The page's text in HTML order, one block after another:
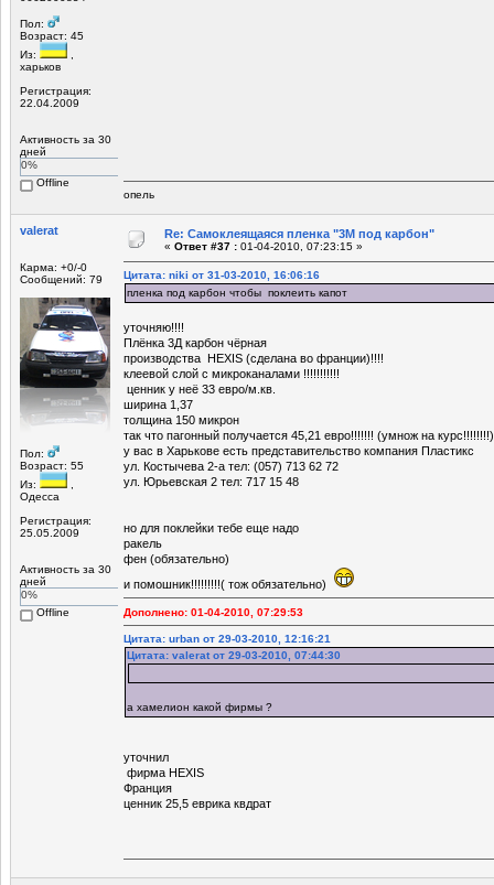
Пол:
Возраст: 45
Из:
харьков
Регистрация:
22.04.2009
Активность за 30
дней
0%
Offline
опель
valerat
Карма: +0/-0
Сообщений: 79
Пол:
Возраст: 55
Из:
Одесса
Регистрация:
25.05.2009
Активность за 30
дней
0%
Offline
Re: Самоклеящаяся пленка "3М под карбон"
« Ответ #37 : 01-04-2010, 07:23:15 »
Цитата: niki от 31-03-2010, 16:06:16
пленка под карбон чтобы поклеить капот
уточняю!!!!
Плёнка 3Д карбон чёрная
производства HEXIS (сделана во франции)!!!!
клеевой слой с микроканалами !!!!!!!!!!!
ценник у неё 33 евро/м.кв.
ширина 1,37
толщина 150 микрон
так что пагонный получается 45,21 евро!!!!!!! (умнож на курс!!!!!!!!)
у вас в Харькове есть представительство компания Пластикс
ул. Костычева 2-а тел: (057) 713 62 72
ул. Юрьевская 2 тел: 717 15 48
но для поклейки тебе еще надо
ракель
фен (обязательно)
и помошник!!!!!!!!!( тож обязательно)
Дополнено: 01-04-2010, 07:29:53
Цитата: urban от 29-03-2010, 12:16:21
Цитата: valerat от 29-03-2010, 07:44:30
а хамелион какой фирмы ?
уточнил
фирма HEXIS
Франция
ценник 25,5 еврика квдрат